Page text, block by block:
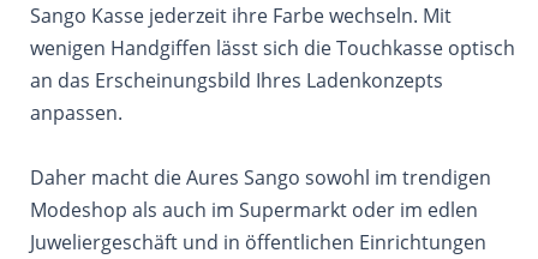
Sango Kasse jederzeit ihre Farbe wechseln. Mit
wenigen Handgiffen lässt sich die Touchkasse optisch
an das Erscheinungsbild Ihres Ladenkonzepts
anpassen.
Daher macht die Aures Sango sowohl im trendigen
Modeshop als auch im Supermarkt oder im edlen
Juweliergeschäft und in öffentlichen Einrichtungen